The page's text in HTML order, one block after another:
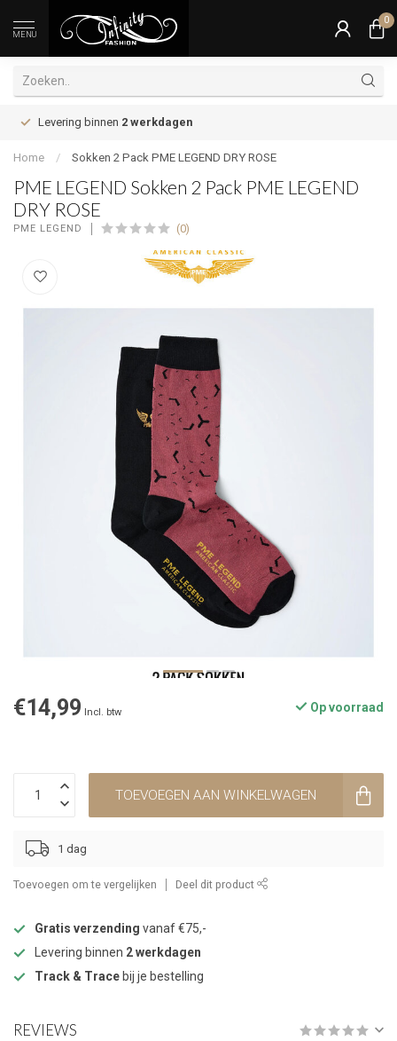
MENU
0
Levering binnen 2 werkdagen
Home / Sokken 2 Pack PME LEGEND DRY ROSE
PME LEGEND Sokken 2 Pack PME LEGEND
DRY ROSE
PME LEGEND (0)
€14,99 Incl. btw Op voorraad
TOEVOEGEN AAN WINKELWAGEN
1 dag
Toevoegen om te vergelijken Deel dit product
Gratis verzending vanaf €75,-
Levering binnen 2 werkdagen
Track & Trace bij je bestelling
REVIEWS